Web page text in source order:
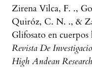
Zirena Vilca, F. .,
Quiróz, C. N. ., &
Glifosato en
Revista De
High Andean Research